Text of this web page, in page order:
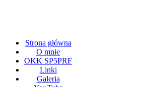
Strona główna
O mnie
OKK SP5PRF
Linki
Galeria